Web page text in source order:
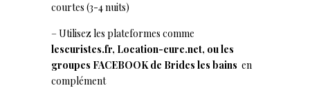
courtes (3-4 nuits)
– Utilisez les plateformes comme
lescuristes.fr, Location-cure.net, ou les
groupes FACEBOOK de Brides les bains en
complément